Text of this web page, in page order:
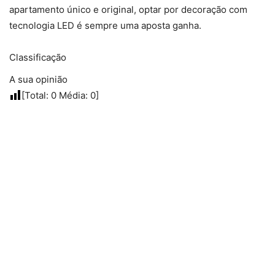
apartamento único e original, optar por decoração com
tecnologia LED é sempre uma aposta ganha.
Classificação
A sua opinião
[Total: 0 Média: 0]